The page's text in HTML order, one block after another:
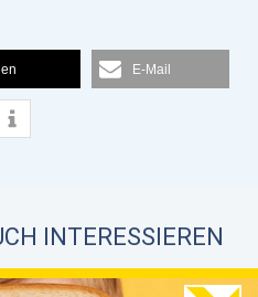
E-Mail
INTERESSIEREN